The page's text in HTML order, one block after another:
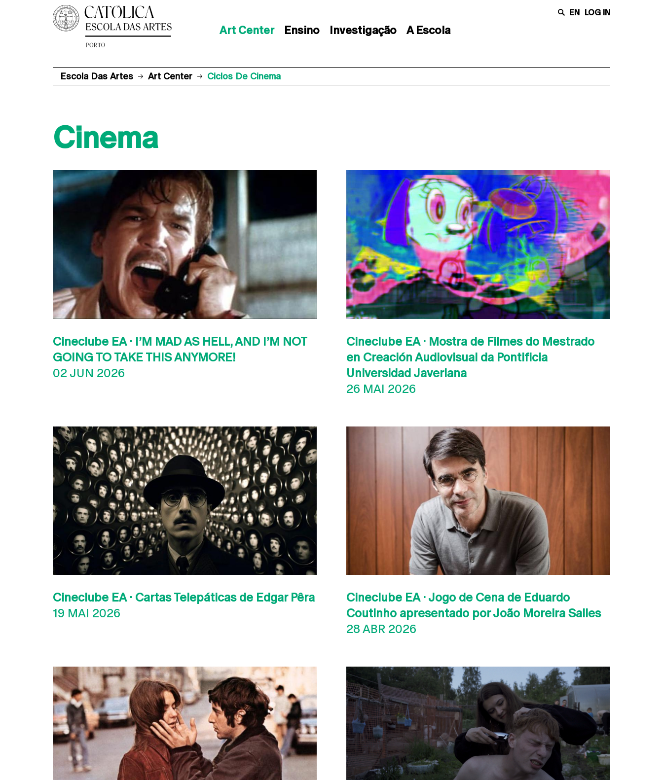
Art Center Ensino Investigação A Escola
EN LOG IN
Escola Das Artes Art Center Ciclos De Cinema
Cinema
Cineclube EA · I’M MAD AS HELL, AND I’M NOT
GOING TO TAKE THIS ANYMORE!
02 JUN 2026
Cineclube EA · Mostra de Filmes do Mestrado
en Creación Audiovisual da Pontificia
Universidad Javeriana
26 MAI 2026
Cineclube EA · Cartas Telepáticas de Edgar Pêra
19 MAI 2026
Cineclube EA · Jogo de Cena de Eduardo
Coutinho apresentado por João Moreira Salles
28 ABR 2026